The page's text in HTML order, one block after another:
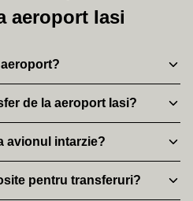
aeroport Iasi
direct din aeroport si te duce la
si siguranta.
de la aeroport Iasi?
ora sosirii si destinatia finala.
avionul intarzie?
avionului, fara costuri
pentru transferuri?